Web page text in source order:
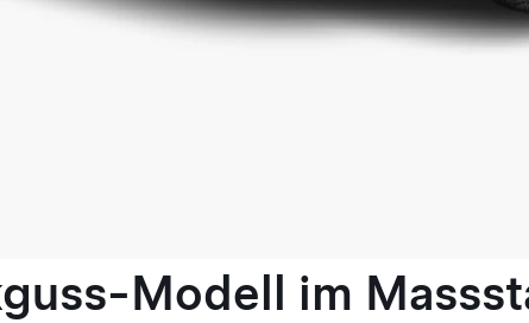
Modell im